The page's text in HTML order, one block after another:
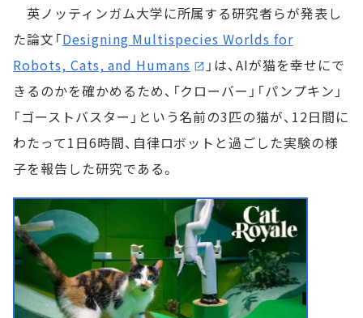
英ノッティンガム大学に所属する研究者らが発表し
た論文「Designing Multispecies Worlds for
Robots, Cats, and Humans
」は、AIが猫を幸せにで
きるのかを確かめるため、「クローバー」「パンプキン」
「ゴーストバスター」という名前の3匹の猫が、12日間に
わたって1日6時間、自律ロボットと過ごした実験の様
子を報告した研究である。